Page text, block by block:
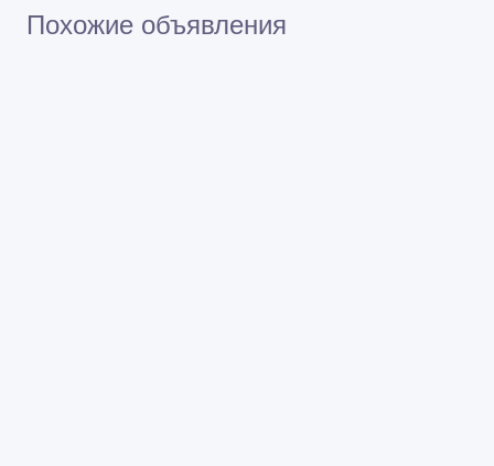
Похожие объявления